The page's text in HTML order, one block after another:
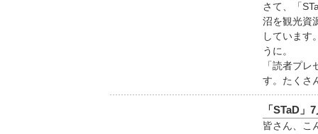
さて、「
沼を観光資
しています
うに。
「読者プ
す。たくさ
「STaD」
皆さん、こ